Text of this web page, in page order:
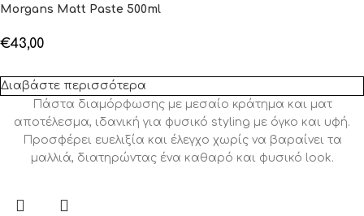
Morgans Matt Paste 500ml
€43,00
Διαβάστε περισσότερα
Πάστα διαμόρφωσης με μεσαίο κράτημα και ματ
αποτέλεσμα, ιδανική για φυσικό styling με όγκο και υφή.
Προσφέρει ευελιξία και έλεγχο χωρίς να βαραίνει τα
μαλλιά, διατηρώντας ένα καθαρό και φυσικό look.